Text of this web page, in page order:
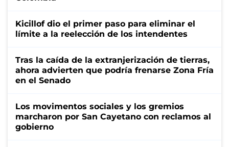
Kicillof dio el primer paso para eliminar el
límite a la reelección de los intendentes
Tras la caída de la extranjerización de tierras,
ahora advierten que podría frenarse Zona Fría
en el Senado
Los movimentos sociales y los gremios
marcharon por San Cayetano con reclamos al
gobierno